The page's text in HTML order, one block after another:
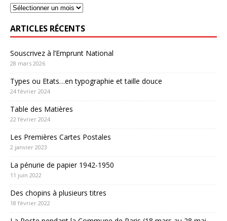
ARTICLES RÉCENTS
Souscrivez à l’Emprunt National
28 mars 2026
Types ou Etats…en typographie et taille douce
24 février 2024
Table des Matières
22 février 2024
Les Premières Cartes Postales
2 janvier 2023
La pénurie de papier 1942-1950
11 juin 2022
Des chopins à plusieurs titres
18 février 2022